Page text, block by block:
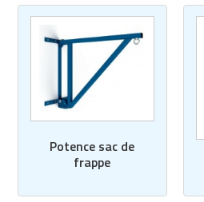
Tuyau renforcé
Ventilateurs et aération d'atelier
Jeu gymnique
Loisirs
Matériel de fitness
Matériel de musculation
Vêtement sportif
Réfrigérateur professionnel
Restauration foraine
Robinetterie professionnelle
Rôtisserie professionnelle
Potence sac de
frappe